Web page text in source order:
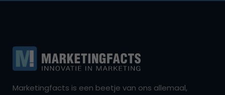
Marketingfacts is een beetje van ons allemaal,